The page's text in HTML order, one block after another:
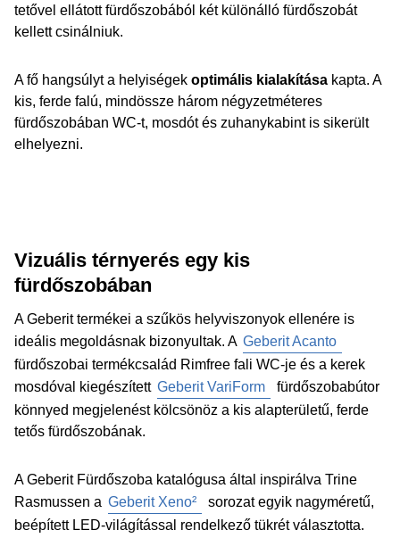
tetővel ellátott fürdőszobából két különálló fürdőszobát
kellett csinálniuk.
A fő hangsúlyt a helyiségek optimális kialakítása kapta. A
kis, ferde falú, mindössze három négyzetméteres
fürdőszobában WC-t, mosdót és zuhanykabint is sikerült
elhelyezni.
Vizuális térnyerés egy kis
fürdőszobában
A Geberit termékei a szűkös helyviszonyok ellenére is
ideális megoldásnak bizonyultak. A Geberit Acanto
fürdőszobai termékcsalád Rimfree fali WC-je és a kerek
mosdóval kiegészített Geberit VariForm
fürdőszobabútor
könnyed megjelenést kölcsönöz a kis alapterületű, ferde
tetős fürdőszobának.
A Geberit Fürdőszoba katalógusa által inspirálva Trine
Rasmussen a Geberit Xeno²
sorozat egyik nagyméretű,
beépített LED-világítással rendelkező tükrét választotta.